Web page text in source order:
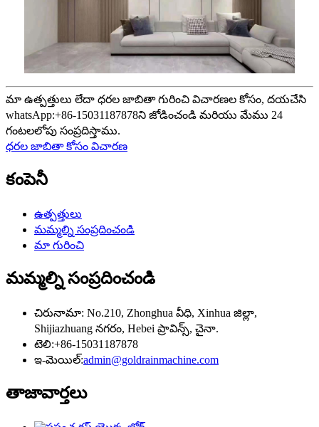
మా ఉత్పత్తులు లేదా ధరల జాబితా గురించి విచారణల కోసం, దయచేసి
whatsApp:+86-15031187878ని జోడించండి మరియు మేము 24
గంటలలోపు సంప్రదిస్తాము.
ధరల జాబితా కోసం విచారణ
కంపెనీ
ఉత్పత్తులు
మమ్మల్ని సంప్రదించండి
మా గురించి
మమ్మల్ని సంప్రదించండి
చిరునామా: No.210, Zhonghua వీధి, Xinhua జిల్లా,
Shijiazhuang నగరం, Hebei ప్రావిన్స్, చైనా.
టెలి:+86-15031187878
ఇ-మెయిల్:admin@goldrainmachine.com
తాజావార్తలు